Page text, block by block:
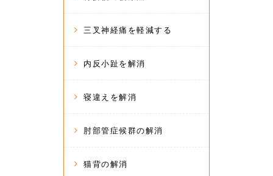
三叉神経痛を軽減する
内反小趾を解消
寝違えを解消
肘部管症候群の解消
猫背の解消